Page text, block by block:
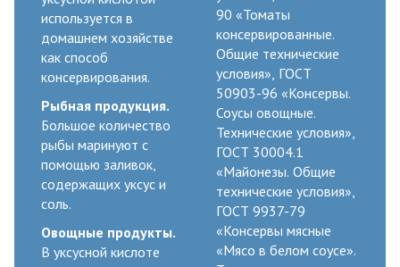
используется в
домашнем хозяйстве
как способ
консервирования.
Рыбная продукция.
Большое количество
рыбы маринуют с
помощью заливок,
содержащих уксус и
соль.
Овощные продукты.
В уксусной кислоте
90 «Томаты
консервированные.
Общие технические
условия», ГОСТ
50903-96 «Консервы.
Соусы овощные.
Технические условия»,
ГОСТ 30004.1
«Майонезы. Общие
технические условия»,
ГОСТ 9937-79
«Консервы мясные
«Мясо в белом соусе».